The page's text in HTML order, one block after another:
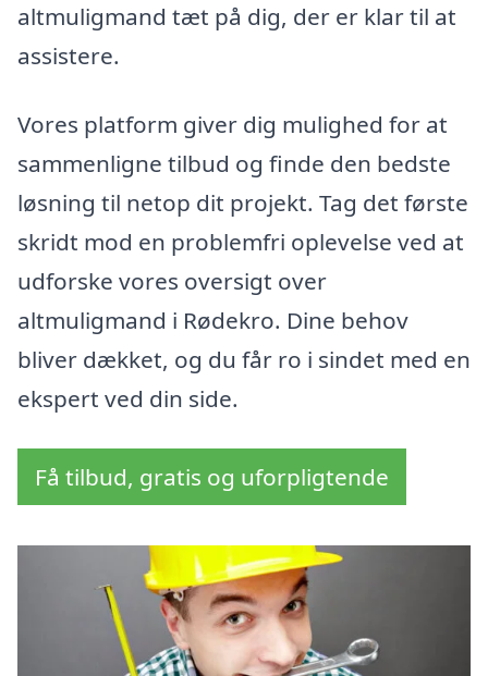
altmuligmand tæt på dig, der er klar til at
assistere.
Vores platform giver dig mulighed for at
sammenligne tilbud og finde den bedste
løsning til netop dit projekt. Tag det første
skridt mod en problemfri oplevelse ved at
udforske vores oversigt over
altmuligmand i Rødekro. Dine behov
bliver dækket, og du får ro i sindet med en
ekspert ved din side.
Få tilbud, gratis og uforpligtende